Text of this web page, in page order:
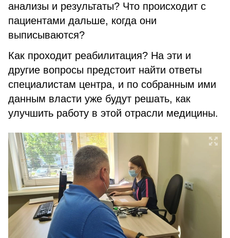
анализы и результаты? Что происходит с
пациентами дальше, когда они
выписываются?
Как проходит реабилитация? На эти и
другие вопросы предстоит найти ответы
специалистам центра, и по собранным ими
данным власти уже будут решать, как
улучшить работу в этой отрасли медицины.